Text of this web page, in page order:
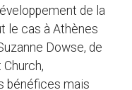
de la
le cas à Athènes
Dowse, de
Church,
bénéfices mais